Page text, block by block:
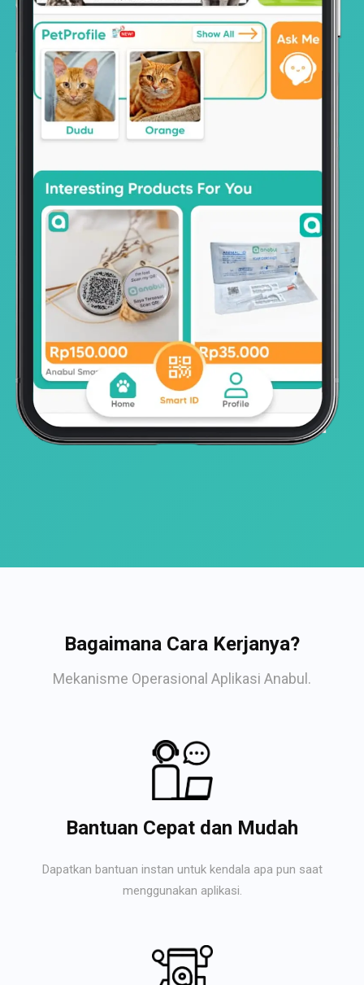
Bagaimana Cara Kerjanya?
Mekanisme Operasional Aplikasi Anabul.
Bantuan Cepat dan Mudah
Dapatkan bantuan instan untuk kendala apa pun saat
menggunakan aplikasi.